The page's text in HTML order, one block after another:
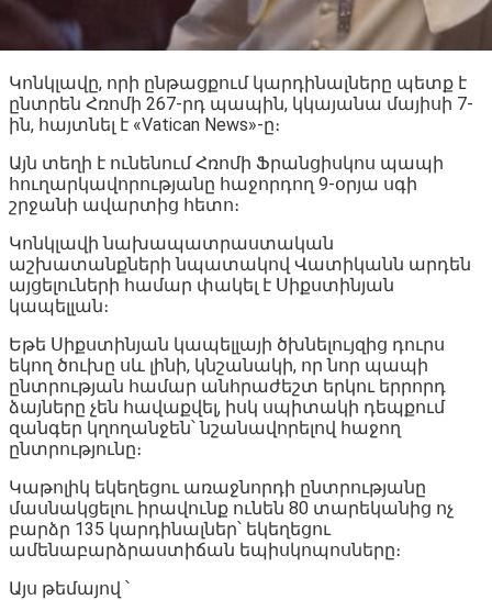
Կոնկլավը, որի ընթացքում կարդինալները պետք է
ընտրեն Հռոմի 267-րդ պապին, կկայանա մայիսի 7-
ին, հայտնել է «Vatican News»-ը։
Այն տեղի է ունենում Հռոմի Ֆրանցիսկոս պապի
հուղարկավորությանը հաջորդող 9-օրյա սգի
շրջանի ավարտից հետո։
Կոնկլավի նախապատրաստական
աշխատանքների նպատակով Վատիկանն արդեն
այցելուների համար փակել է Սիքստինյան
կապելլան։
Եթե Սիքստինյան կապելլայի ծխնելույզից դուրս
եկող ծուխը սև լինի, կնշանակի, որ նոր պապի
ընտրության համար անհրաժեշտ երկու երրորդ
ձայները չեն հավաքվել, իսկ սպիտակի դեպքում
զանգեր կղողանջեն՝ նշանավորելով հաջող
ընտրությունը։
Կաթոլիկ եկեղեցու առաջնորդի ընտրությանը
մասնակցելու իրավունք ունեն 80 տարեկանից ոչ
բարձր 135 կարդինալներ՝ եկեղեցու
ամենաբարձրաստիճան եպիսկոպոսները։
Այս թեմայով ՝